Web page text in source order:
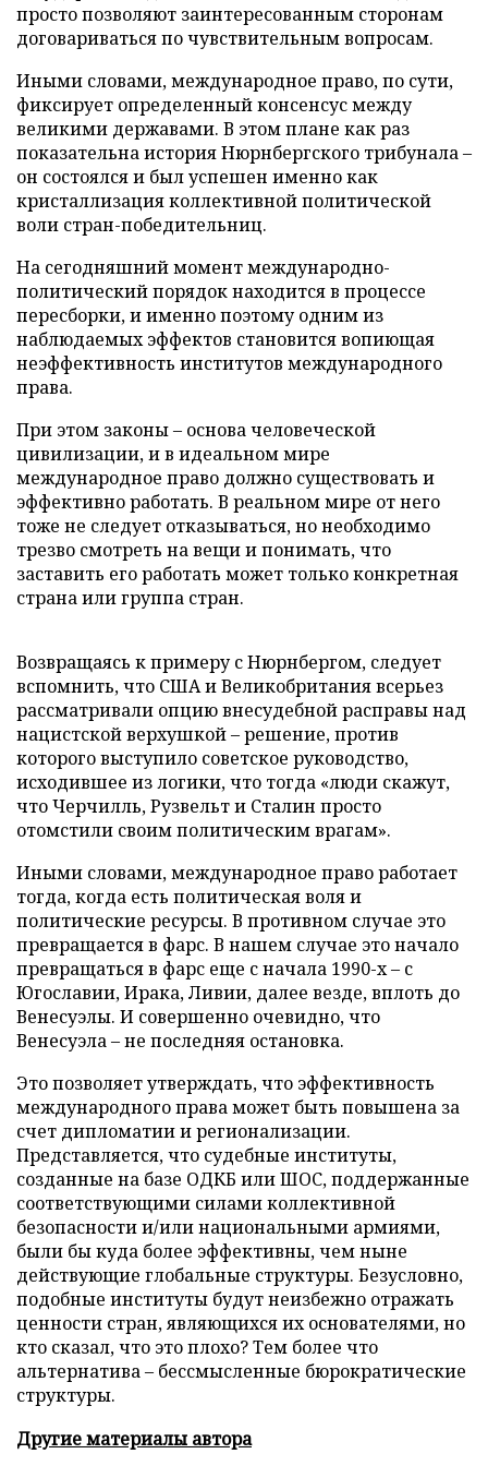
просто позволяют заинтересованным сторонам
договариваться по чувствительным вопросам.
Иными словами, международное право, по сути,
фиксирует определенный консенсус между
великими державами. В этом плане как раз
показательна история Нюрнбергского трибунала –
он состоялся и был успешен именно как
кристаллизация коллективной политической
воли стран-победительниц.
На сегодняшний момент международно-
политический порядок находится в процессе
пересборки, и именно поэтому одним из
наблюдаемых эффектов становится вопиющая
неэффективность институтов международного
права.
При этом законы – основа человеческой
цивилизации, и в идеальном мире
международное право должно существовать и
эффективно работать. В реальном мире от него
тоже не следует отказываться, но необходимо
трезво смотреть на вещи и понимать, что
заставить его работать может только конкретная
страна или группа стран.
Возвращаясь к примеру с Нюрнбергом, следует
вспомнить, что США и Великобритания всерьез
рассматривали опцию внесудебной расправы над
нацистской верхушкой – решение, против
которого выступило советское руководство,
исходившее из логики, что тогда «люди скажут,
что Черчилль, Рузвельт и Сталин просто
отомстили своим политическим врагам».
Иными словами, международное право работает
тогда, когда есть политическая воля и
политические ресурсы. В противном случае это
превращается в фарс. В нашем случае это начало
превращаться в фарс еще с начала 1990-х – с
Югославии, Ирака, Ливии, далее везде, вплоть до
Венесуэлы. И совершенно очевидно, что
Венесуэла – не последняя остановка.
Это позволяет утверждать, что эффективность
международного права может быть повышена за
счет дипломатии и регионализации.
Представляется, что судебные институты,
созданные на базе ОДКБ или ШОС, поддержанные
соответствующими силами коллективной
безопасности и/или национальными армиями,
были бы куда более эффективны, чем ныне
действующие глобальные структуры. Безусловно,
подобные институты будут неизбежно отражать
ценности стран, являющихся их основателями, но
кто сказал, что это плохо? Тем более что
альтернатива – бессмысленные бюрократические
структуры.
Другие материалы автора